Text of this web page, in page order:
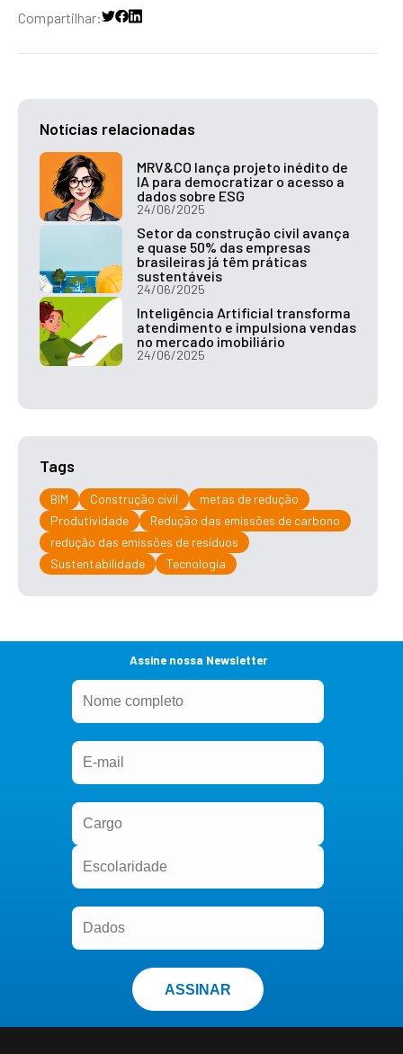
Compartilhar:
Notícias relacionadas
MRV&CO lança projeto inédito de
IA para democratizar o acesso a
dados sobre ESG
24/06/2025
Setor da construção civil avança
e quase 50% das empresas
brasileiras já têm práticas
sustentáveis
24/06/2025
Inteligência Artificial transforma
atendimento e impulsiona vendas
no mercado imobiliário
24/06/2025
Tags
BIM Construção civil
metas de redução
Produtividade
Redução das emissões de carbono
redução das emissões de resíduos
Sustentabilidade
Tecnologia
Assine nossa Newsletter